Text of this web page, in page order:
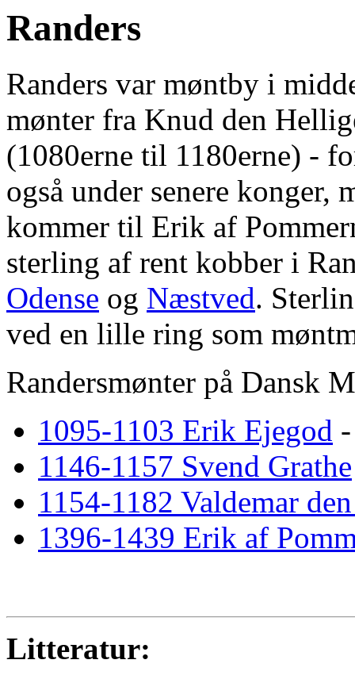
Randers
Randers var møntby i
mønter fra Knud den
(1080erne til 1180erne) -
også under senere
kommer til Erik af
sterling af rent kobber i
Odense og Næstved.
ved en lille ring som
Randersmønter på Dansk
1095-1103 Erik Ejegod
1146-1157 Svend Grathe
1154-1182 Valdemar
1396-1439 Erik af
Litteratur: